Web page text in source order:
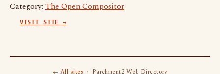
Category: The Open Compositor
VISIT SITE →
← All sites· Parchment2 Web Directory